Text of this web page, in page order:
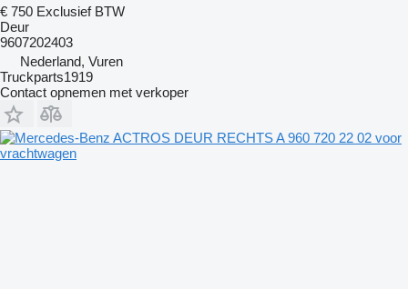
€ 750 Exclusief BTW
Deur
9607202403
Nederland, Vuren
Truckparts1919
Contact opnemen met verkoper